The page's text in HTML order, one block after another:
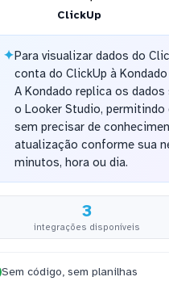
ClickUp
✦Para visualizar dados do
conta do ClickUp à
A Kondado replica os
o Looker Studio,
sem precisar de
atualização conforme sua
minutos, hora ou dia.
3
integrações disponíveis
Sem código, sem planilhas